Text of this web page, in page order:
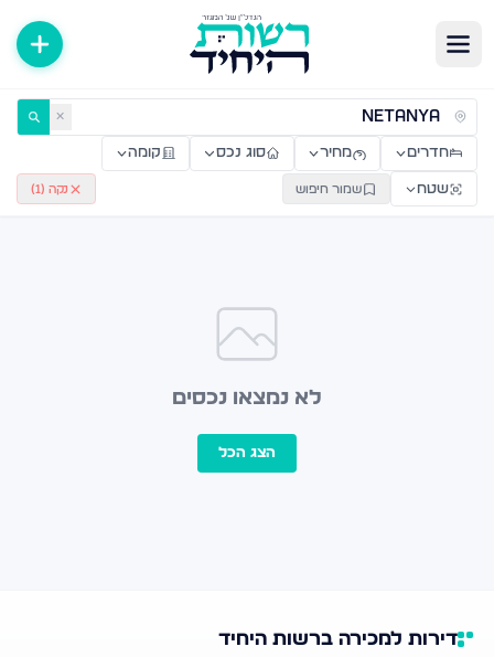
דירות למכירה ולהשכרה — רשות היחיד ✕
חדרים מחיר סוג נכס קומה
שטח שמור חיפוש נקה ( 1
)
לא נמצאו נכסים
הצג הכל
דירות למכירה ברשות היחיד